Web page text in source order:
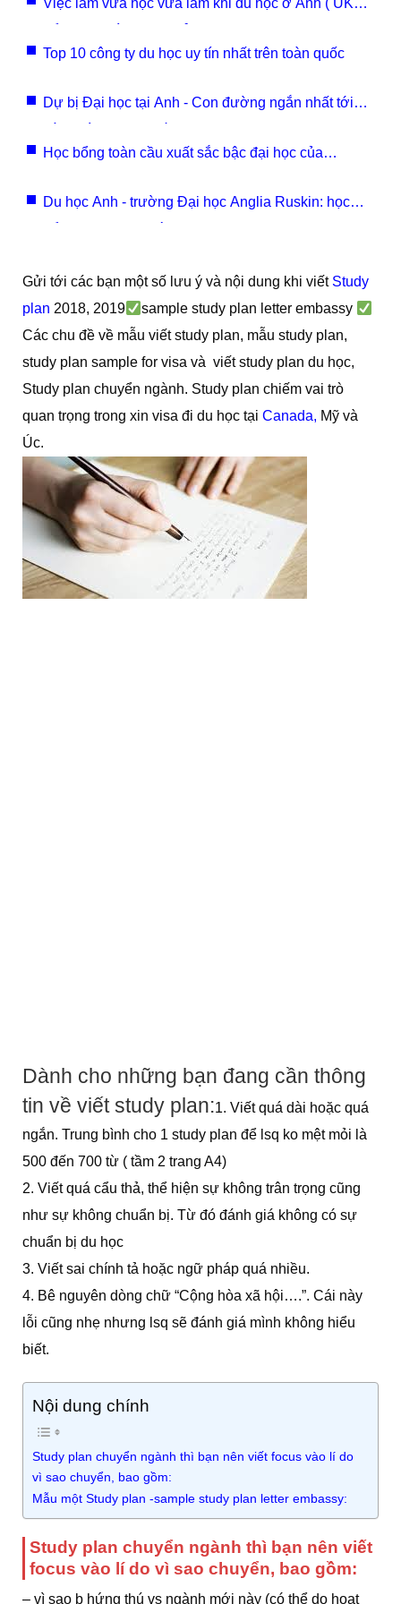
Việc làm vừa học vừa làm khi du học ở Anh ( UK )
Top 10 công ty du học uy tín nhất trên toàn quốc
Dự bị Đại học tại Anh - Con đường ngắn nhất tới
Học bổng toàn cầu xuất sắc bậc đại học của
Du học Anh - trường Đại học Anglia Ruskin: học
Gửi tới các bạn một số lưu ý và nội dung khi viết Study
plan 2018, 2019
sample study plan letter embassy
Các chu đề về mẫu viết study plan, mẫu study plan,
study plan sample for visa và viết study plan du học,
Study plan chuyển ngành. Study plan chiếm vai trò
quan trọng trong xin visa đi du học tại Canada, Mỹ và
Úc.
Dành cho những bạn đang cần thông
tin về viết study plan:1. Viết quá dài hoặc quá
ngắn. Trung bình cho 1 study plan để lsq ko mệt mỏi là
500 đến 700 từ ( tầm 2 trang A4)
2. Viết quá cẩu thả, thể hiện sự không trân trọng cũng
như sự không chuẩn bị. Từ đó đánh giá không có sự
chuẩn bị du học
3. Viết sai chính tả hoặc ngữ pháp quá nhiều.
4. Bê nguyên dòng chữ “Cộng hòa xã hội….”. Cái này
lỗi cũng nhẹ nhưng lsq sẽ đánh giá mình không hiểu
biết.
Nội dung chính
Study plan chuyển ngành thì bạn nên viết focus vào lí do
vì sao chuyển, bao gồm:
Mẫu một Study plan -sample study plan letter embassy:
Study plan chuyển ngành thì bạn nên viết
focus vào lí do vì sao chuyển, bao gồm:
– vì sao b hứng thú vs ngành mới này (có thể do hoạt